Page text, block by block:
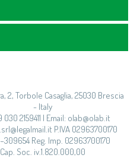
2, Torbole Casaglia, 25030 Brescia
- Italy
030 2159411 | Email: olab@olab.it
P.IVA 02963700170
Reg. Imp. 02963700170
Cap. Soc. iv.1.820.000,00